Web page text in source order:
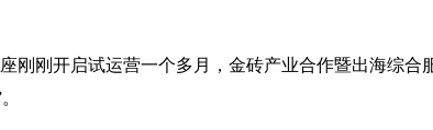
刚刚开启试运营一个多月，金砖产业合作暨出海综合